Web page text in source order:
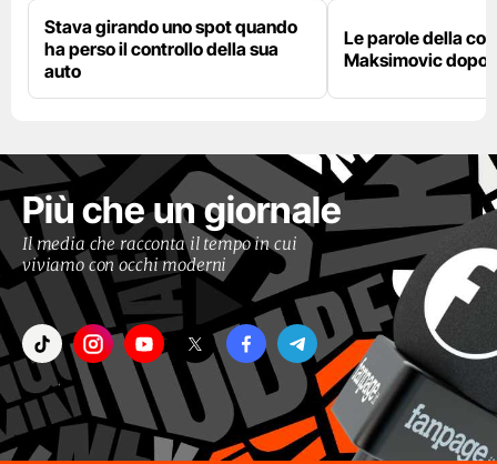
Stava girando uno spot quando
ha perso il controllo della sua
auto
Le parole della
Maksimovic dopo
Più che un giornale
Il media che racconta il tempo in cui
viviamo con occhi moderni